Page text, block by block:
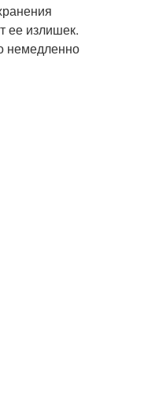
ее излишек.
немедленно